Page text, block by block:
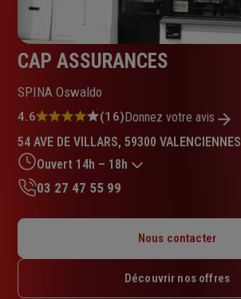
CAP ASSURANCES
SPINA Oswaldo
Note
4.6
sur
5
étoiles
4.6 (16)Donnez votre avis
54 AVE DE VILLARS, 59300 VALENCIENNES
Ouvert 14h – 18h
Mardi : 09h – 12h / 14h – 18h
Jeudi : 09h – 12h / 14h – 18h
03 27 47 55 99
Nous contacter
Découvrir nos offres